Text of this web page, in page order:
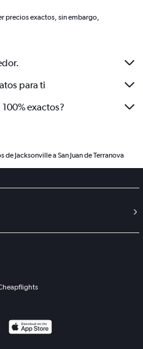
precios exactos, sin embargo,
para ti
exactos?
de Jacksonville a San Juan de Terranova